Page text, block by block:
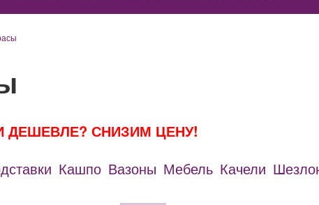
ДЕШЕВЛЕ? СНИЗИМ ЦЕНУ!
Кашпо Вазоны Мебель Качели